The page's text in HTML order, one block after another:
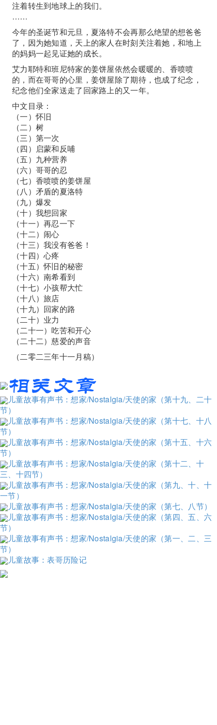
注着转生到地球上的我们。
……
今年的圣诞节和元旦，夏洛特不会再那么绝望的想爸爸
了，因为她知道，天上的家人在时刻关注着她，和地上
的妈妈一起见证她的成长。
艾力耶特和班尼特家的姜饼屋依然会暖暖的、香喷喷
的，而在哥哥的心里，姜饼屋除了期待，也成了纪念，
纪念他们全家送走了回家路上的又一年。
中文目录：
（一）怀旧
（二）树
（三）第一次
（四）启蒙和反哺
（五）九种营养
（六）哥哥的忍
（七）香喷喷的姜饼屋
（八）矛盾的夏洛特
（九）爆发
（十）我想回家
（十一）再忍一下
（十二）闹心
（十三）我没有爸爸！
（十四）心疼
（十五）怀旧的秘密
（十六）南希看到
（十七）小孩帮大忙
（十八）旅店
（十九）回家的路
（二十）业力
（二十一）吃苦和开心
（二十二）慈爱的声音
（二零二三年十一月稿）
儿童故事有声书：想家/Nostalgia/天使的家（第十九、二十
节）
儿童故事有声书：想家/Nostalgia/天使的家（第十七、十八
节）
儿童故事有声书：想家/Nostalgia/天使的家（第十五、十六
节）
儿童故事有声书：想家/Nostalgia/天使的家（第十二、十
三、十四节）
儿童故事有声书：想家/Nostalgia/天使的家（第九、十、十
一节）
儿童故事有声书：想家/Nostalgia/天使的家（第七、八节）
儿童故事有声书：想家/Nostalgia/天使的家（第四、五、六
节）
儿童故事有声书：想家/Nostalgia/天使的家（第一、二、三
节）
儿童故事：表哥历险记